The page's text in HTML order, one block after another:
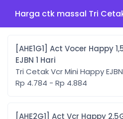
[AHE1G1] Act Vocer Happy 1,5GB Nat + 0,5GB Lokal
EJBN 1 Hari
Tri Cetak Vcr Mini Happy EJBN
Rp 4.784 - Rp 4.884
[AHE2G1] Act Vcr Happy 2,5GB Nat + 0,5GB Lokal